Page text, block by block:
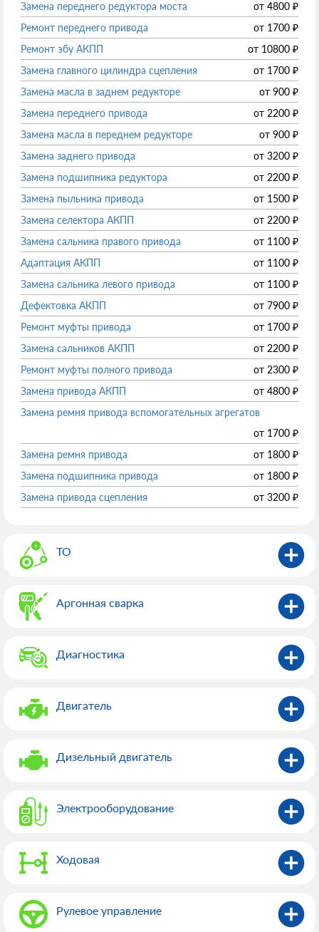
Замена переднего редуктора моста от 4800 ₽
Ремонт переднего привода
от 1700 ₽
Ремонт эбу АКПП
от 10800 ₽
Замена главного цилиндра сцепления
от 1700 ₽
Замена масла в заднем редукторе
от 900 ₽
Замена переднего привода
от 2200 ₽
Замена масла в переднем редукторе
от 900 ₽
Замена заднего привода
от 3200 ₽
Замена подшипника редуктора
от 2200 ₽
Замена пыльника привода
от 1500 ₽
Замена селектора АКПП
от 2200 ₽
Замена сальника правого привода
от 1100 ₽
Адаптация АКПП
от 1100 ₽
Замена сальника левого привода
от 1100 ₽
Дефектовка АКПП
от 7900 ₽
Ремонт муфты привода
от 1700 ₽
Замена сальников АКПП
от 2200 ₽
Ремонт муфты полного привода
от 2300 ₽
Замена привода АКПП
от 4800 ₽
Замена ремня привода вспомогательных агрегатов
от 1700 ₽
Замена ремня привода
от 1800 ₽
Замена подшипника привода
от 1800 ₽
Замена привода сцепления
от 3200 ₽
ТО
Аргонная сварка
Диагностика
Двигатель
Дизельный двигатель
Электрооборудованиe
Ходовая
Рулевое управление